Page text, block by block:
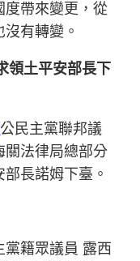
度帶來變更，從
有轉變。
領土平安部長下
公民主黨聯邦議
關法律局總部分
部長諾姆下臺。
黨籍眾議員 露西